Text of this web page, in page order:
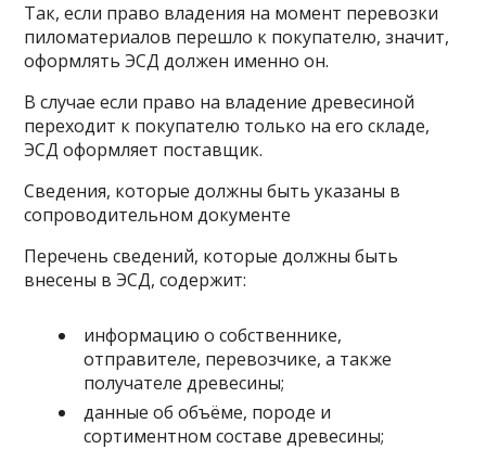
Так, если право владения на момент перевозки
пиломатериалов перешло к покупателю, значит,
оформлять ЭСД должен именно он.
В случае если право на владение древесиной
переходит к покупателю только на его складе,
ЭСД оформляет поставщик.
Сведения, которые должны быть указаны в
сопроводительном документе
Перечень сведений, которые должны быть
внесены в ЭСД, содержит:
информацию о собственнике,
отправителе, перевозчике, а также
получателе древесины;
данные об объёме, породе и
сортиментном составе древесины;